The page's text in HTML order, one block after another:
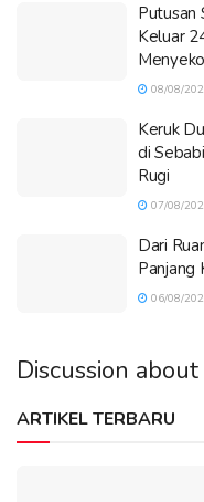
Putusan
Keluar
08/08/
Keruk
di
Rugi
07/08/
Dari
Panjang
06/08/
Discussion
ARTIKEL TERBARU